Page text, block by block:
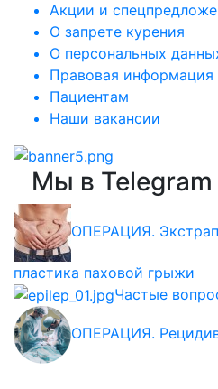
Акции и
О запрете курения
О персональных
Правовая информация
Пациентам
Наши вакансии
Мы в Telegram
ОПЕРАЦИЯ.
пластика паховой грыжи
Частые
ОПЕРАЦИЯ.